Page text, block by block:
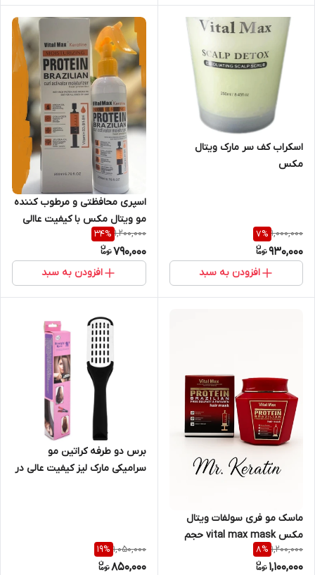
اسکراب کف سر مارک ویتال
مکس
1,000,000
7%
930,000
افزودن به سبد
اسپری محافظتی و مرطوب کننده
مو ویتال مکس با کیفیت عاالی
1,200,000
34%
790,000
افزودن به سبد
ماسک مو فری سولفات ویتال
مکس vital max mask حجم
1000 میل کیفیت عالی
1,200,000
8%
1,100,000
برس دو طرفه کراتین مو
سرامیکی مارک لیز کیفیت عالی در
1,050,000
19%
850,000